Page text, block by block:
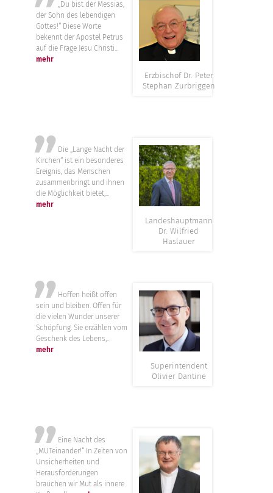
”
„Du bist der Messias,
der Sohn des lebendigen
Gottes!“ Diese Worte
bekennt der Apostel Petrus
auf die Frage Jesu Christi...
mehr
Erzbischof Dr. Peter
Stephan Zurbriggen
”
Die „Lange Nacht der
Kirchen“ ist ein besonderes
Ereignis, das Menschen
zusammenbringt und ihnen
die Möglichkeit bietet,...
mehr
Landeshauptmann
Dr. Wilfried
Haslauer
”
Hoffen heißt offen
sein und bleiben. Offen für
die vielen Wunder unserer
Schöpfung. Sie erzählen vom
Geschenk des Lebens,...
mehr
Superintendent
Olivier Dantine
”
Eine Nacht des
„MUTeinander!“ In Zeiten von
Unsicherheiten und
Herausforderungen
brauchen wir Mut als innere